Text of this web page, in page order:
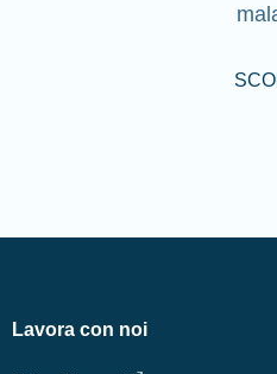
Lavora con noi